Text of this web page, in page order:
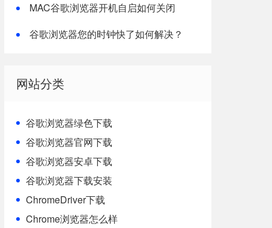
MAC谷歌浏览器开机自启如何关闭
谷歌浏览器您的时钟快了如何解决？
网站分类
谷歌浏览器绿色下载
谷歌浏览器官网下载
谷歌浏览器安卓下载
谷歌浏览器下载安装
ChromeDriver下载
Chrome浏览器怎么样